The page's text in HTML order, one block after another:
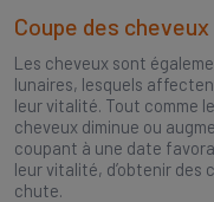
Coupe des cheveux
Les cheveux sont
lunaires, lesquels
leur vitalité. Tout comme
cheveux diminue ou
coupant à une date
leur vitalité, d’obtenir des
chute.